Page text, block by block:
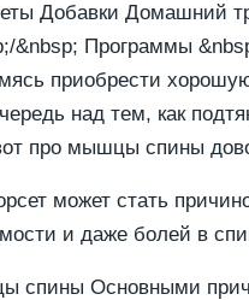
Добавки Домашний
&nbsp; Пpогpаммы
приобрести
над тем, как
про мышцы спины
может стать
и даже болей в
спины Основными